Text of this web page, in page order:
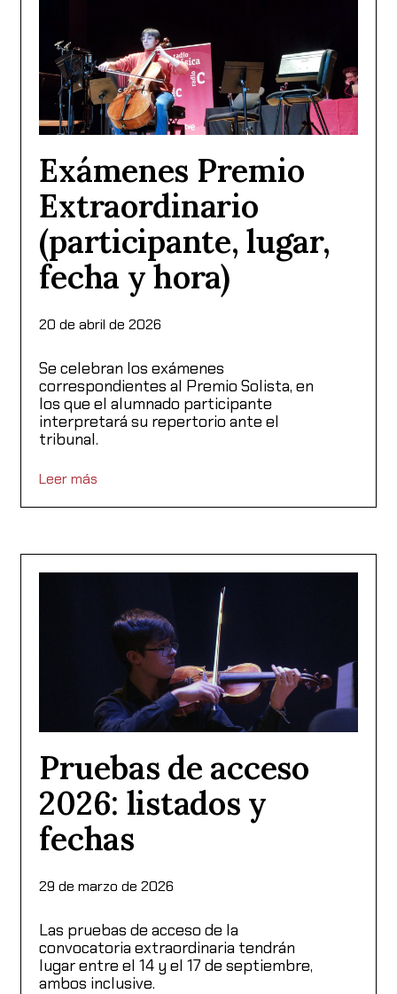
Exámenes Premio
Extraordinario
(participante, lugar,
fecha y hora)
20 de abril de 2026
Se celebran los exámenes
correspondientes al Premio Solista, en
los que el alumnado participante
interpretará su repertorio ante el
tribunal.
Leer más
Pruebas de acceso
2026: listados y
fechas
29 de marzo de 2026
Las pruebas de acceso de la
convocatoria extraordinaria tendrán
lugar entre el 14 y el 17 de septiembre,
ambos inclusive.